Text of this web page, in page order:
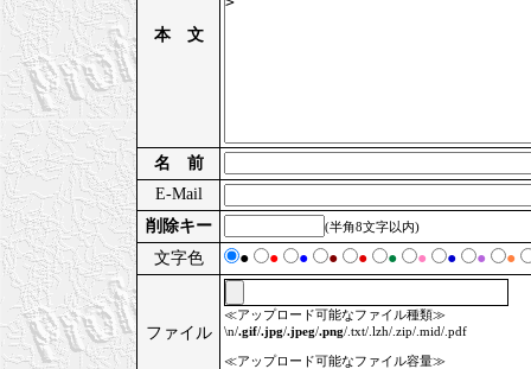
本 文
名 前
E-Mail
削除キー
(半角8文字以内)
文字色 ● ● ● ● ● ● ● ● ● ●
ファイル
≪アップロード可能なファイル種類≫
\n/.gif/.jpg/.jpeg/.png/.txt/.lzh/.zip/.mid/.pdf
≪アップロード可能なファイル容量≫